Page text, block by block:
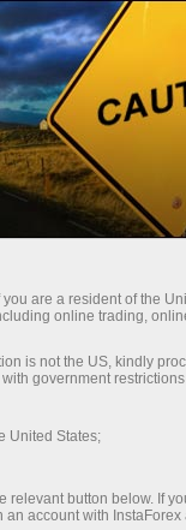
مع
في
are a resident of the
online trading,
is not the US, kindly
government
United States;
relevant button below. If
account with InstaForex